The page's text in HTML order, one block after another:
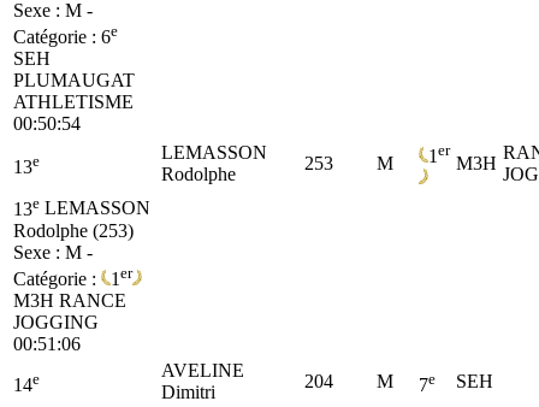
Sexe : M -
Catégorie : 6e
SEH
PLUMAUGAT
ATHLETISME
00:50:54
13e
LEMASSON
Rodolphe
253 M 1 er
M3H
13e LEMASSON
Rodolphe (253)
Sexe : M -
Catégorie :
1 er
M3H RANCE
JOGGING
00:51:06
14e
AVELINE
Dimitri
204 M 7e SEH